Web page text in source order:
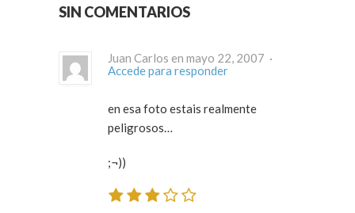
SIN COMENTARIOS
Juan Carlos en mayo 22, 2007 ·
Accede para responder
en esa foto estais realmente
peligrosos…
;¬))